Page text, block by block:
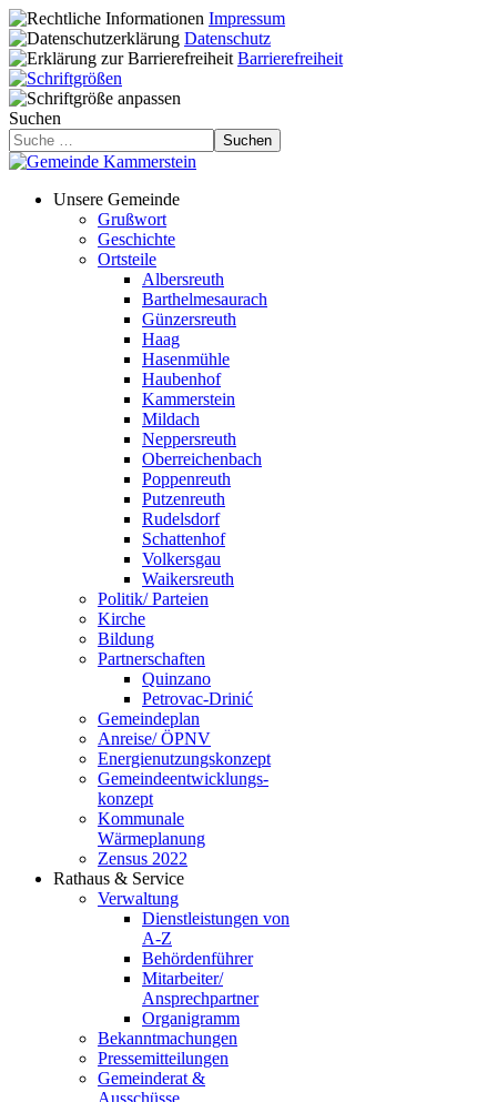
Impressum
Datenschutz
Barrierefreiheit
Suchen
Suchen
Unsere Gemeinde
Grußwort
Geschichte
Ortsteile
Albersreuth
Barthelmesaurach
Günzersreuth
Haag
Hasenmühle
Haubenhof
Kammerstein
Mildach
Neppersreuth
Oberreichenbach
Poppenreuth
Putzenreuth
Rudelsdorf
Schattenhof
Volkersgau
Waikersreuth
Politik/ Parteien
Kirche
Bildung
Partnerschaften
Quinzano
Petrovac-Drinić
Gemeindeplan
Anreise/ ÖPNV
Energienutzungskonzept
Gemeindeentwicklungs­
konzept
Kommunale
Wärmeplanung
Zensus 2022
Rathaus & Service
Verwaltung
Dienstleistungen von
A-Z
Behördenführer
Mitarbeiter/
Ansprechpartner
Organigramm
Bekanntmachungen
Pressemitteilungen
Gemeinderat &
Ausschüsse